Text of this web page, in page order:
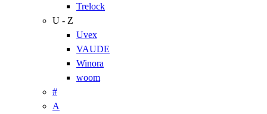
Trelock
U - Z
Uvex
VAUDE
Winora
woom
#
A